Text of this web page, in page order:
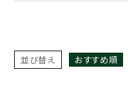
並び替え おすすめ順